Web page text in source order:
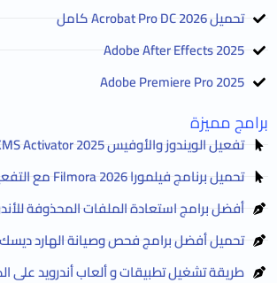
تحميل Acrobat Pro DC 2026 كامل
Adobe After Effects 2025
Adobe Premiere Pro 2025
برامج مميزة
تفعيل الويندوز والأوفيس HEU KMS Activator 2025
تحميل برنامج فيلمورا Filmora 2026 مع التفعيل
أفضل برامج استعادة الملفات المحذوفة
تحميل أفضل برامج فحص وصيانة الهارد ديسك
طريقة تشغيل تطبيقات و ألعاب أندرويد على